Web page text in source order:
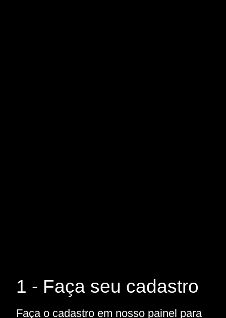
1 - Faça seu cadastro
Faça o cadastro em nosso painel para